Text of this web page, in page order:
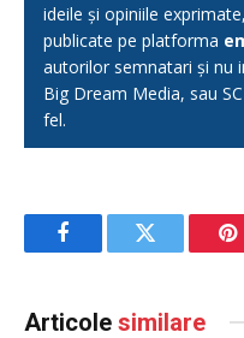
ideile și opiniile
publicate pe platforma
autorilor semnatari și nu
Big Dream Media, sau
fel.
FacebookTwitter
Articole similare